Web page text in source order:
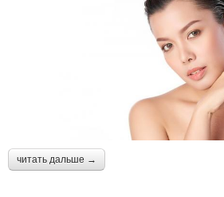
читать дальше →